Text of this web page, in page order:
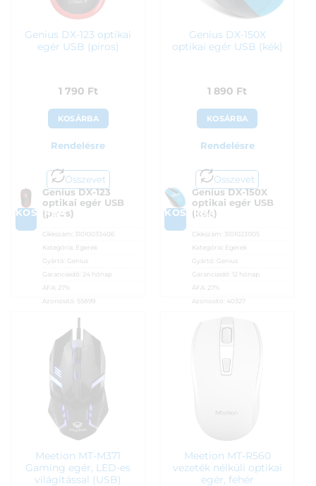
Genius DX-123 optikai
egér USB (piros)
1 790 Ft
KOSÁRBA
Rendelésre
Összevet
KOSÁRBA
Genius DX-123
optikai egér USB
(piros)
Cikkszám:
31010033406
Kategória: Egerek
Gyártó: Genius
Garanciaidő:
24 hónap
ÁFA:
27%
Azonosító: 55899
Genius DX-150X
optikai egér USB (kék)
1 890 Ft
KOSÁRBA
Rendelésre
Összevet
KOSÁRBA
Genius DX-150X
optikai egér USB
(kék)
Cikkszám:
31010231105
Kategória: Egerek
Gyártó: Genius
Garanciaidő: 12 hónap
ÁFA:
27%
Azonosító: 40327
1 890
Meetion MT-M371
Gaming egér, LED-es
világítással (USB)
Meetion MT-R560
vezeték nélküli optikai
egér, fehér